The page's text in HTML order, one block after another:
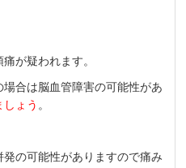
が疑われます。
合は脳血管障害の可能性があ
ょう 。
の可能性がありますので痛み